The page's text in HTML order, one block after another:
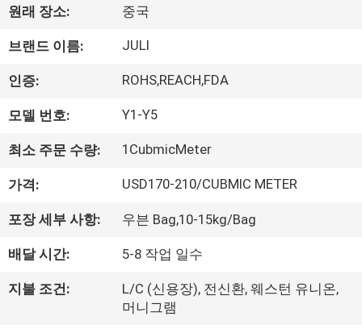
품
우
리
한
것
공
원래 장소: 중국
브랜드 이름: JULI
인증: ROHS,REACH,FDA
모델 번호: Y1-Y5
최소 주문 수량: 1CubmicMeter
가격: USD170-210/CUBMIC METER
포장 세부 사항: 우븐 Bag,10-15kg/Bag
배달 시간: 5-8 작업 일수
지불 조건:
L/C (신용장), 전신환, 웨스턴 유니온,
머니그램